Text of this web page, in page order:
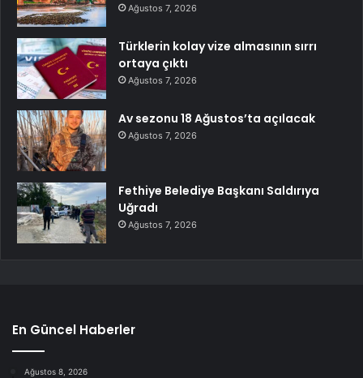
Ağustos 7, 2026
Türklerin kolay vize almasının sırrı
ortaya çıktı
Ağustos 7, 2026
Av sezonu 18 Ağustos’ta açılacak
Ağustos 7, 2026
Fethiye Belediye Başkanı Saldırıya
Uğradı
Ağustos 7, 2026
En Güncel Haberler
Ağustos 8, 2026